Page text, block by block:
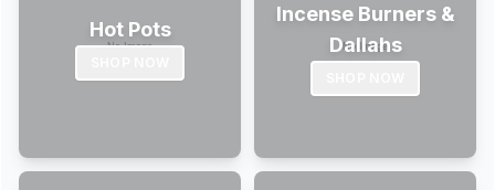
Hot Pots
Incense Burners &
Dallahs